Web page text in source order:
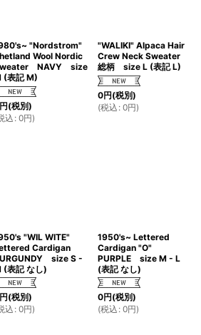
"Nordstrom"
Wool Nordic
NAVY size
(表記 M)
(税別)
込 : 0円)
"WALIKI" Alpaca Hair
Crew Neck Sweater
総柄 size L (表記 L)
0円(税別)
(税込 : 0円)
"WIL WITE"
Cardigan
size S -
(表記 なし)
(税別)
込 : 0円)
1950's~ Lettered
Cardigan "O"
PURPLE size M - L
(表記 なし)
0円(税別)
(税込 : 0円)